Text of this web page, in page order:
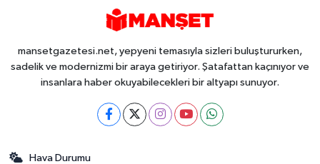
mansetgazetesi.net, yepyeni temasıyla sizleri buluştururken,
sadelik ve modernizmi bir araya getiriyor. Şatafattan kaçınıyor ve
insanlara haber okuyabilecekleri bir altyapı sunuyor.
Hava Durumu